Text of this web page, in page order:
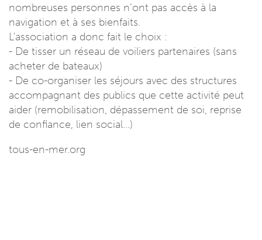
nombreuses personnes n’ont pas accès à la
navigation et à ses bienfaits.
L'association a donc fait le choix :
- De tisser un réseau de voiliers partenaires (sans
acheter de bateaux)
- De co-organiser les séjours avec des structures
accompagnant des publics que cette activité peut
aider (remobilisation, dépassement de soi, reprise
de confiance, lien social...)
tous-en-mer.org